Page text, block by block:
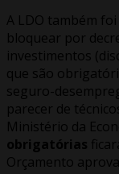
A LDO também
bloquear por
investimentos
que são
seguro-
parecer de
Ministério da
obrigatórias
Orçamento